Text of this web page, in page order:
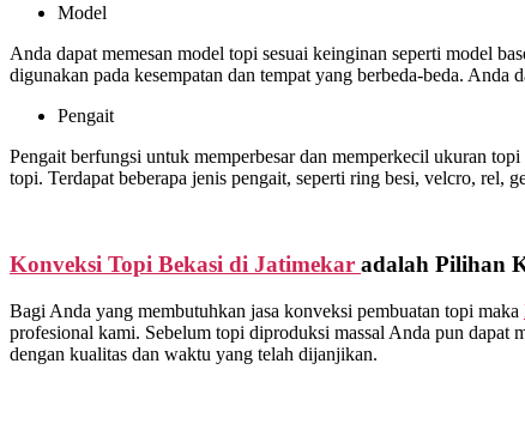
Model
Anda dapat memesan model topi sesuai keinginan seperti model
digunakan pada kesempatan dan tempat yang berbeda-beda. Anda
Pengait
Pengait berfungsi untuk memperbesar dan memperkecil ukuran
topi. Terdapat beberapa jenis pengait, seperti ring besi, velcro, rel,
Konveksi Topi Bekasi di Jatimekar adalah Pilihan
Bagi Anda yang membutuhkan jasa konveksi pembuatan topi maka
profesional kami. Sebelum topi diproduksi massal Anda pun
dengan kualitas dan waktu yang telah dijanjikan.